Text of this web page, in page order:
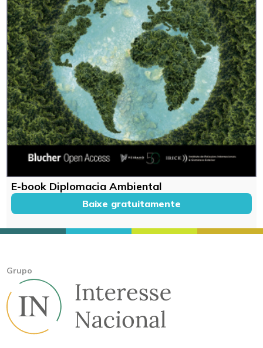
E-book Diplomacia Ambiental
Baixe gratuitamente
Grupo